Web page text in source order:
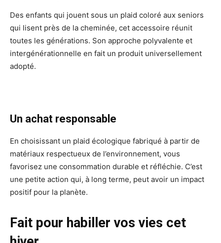
Des enfants qui jouent sous un plaid coloré aux seniors
qui lisent près de la cheminée, cet accessoire réunit
toutes les générations. Son approche polyvalente et
intergénérationnelle en fait un produit universellement
adopté.
Un achat responsable
En choisissant un plaid écologique fabriqué à partir de
matériaux respectueux de l’environnement, vous
favorisez une consommation durable et réfléchie. C’est
une petite action qui, à long terme, peut avoir un impact
positif pour la planète.
Fait pour habiller vos vies cet